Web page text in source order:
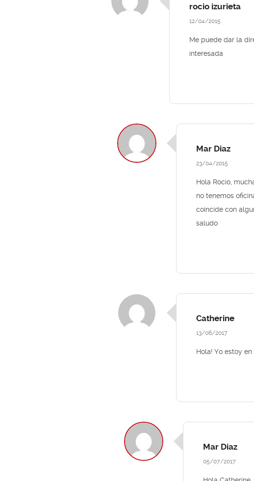
rocio izurieta
12/04/2015
Me puede dar la
interesada
Mar Diaz
23/04/2015
Hola Rocio,
no tenemos
coincide con
saludo
Catherine
13/06/2017
Hola! Yo estoy
Mar Diaz
05/07/2017